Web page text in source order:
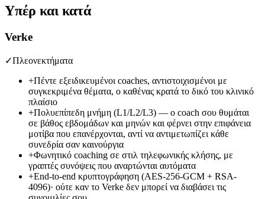
Υπέρ και κατά
Verke
✓Πλεονεκτήματα
+Πέντε εξειδικευμένοι coaches, αντιστοιχισμένοι με
συγκεκριμένα θέματα, ο καθένας κρατά το δικό του κλινικό
πλαίσιο
+Πολυεπίπεδη μνήμη (L1/L2/L3) — ο coach σου θυμάται
σε βάθος εβδομάδων και μηνών και φέρνει στην επιφάνεια
μοτίβα που επανέρχονται, αντί να αντιμετωπίζει κάθε
συνεδρία σαν καινούργια
+Φωνητικό coaching σε στιλ τηλεφωνικής κλήσης, με
γραπτές συνόψεις που αναρτώνται αυτόματα
+End-to-end κρυπτογράφηση (AES-256-GCM + RSA-
4096)· ούτε καν το Verke δεν μπορεί να διαβάσει τις